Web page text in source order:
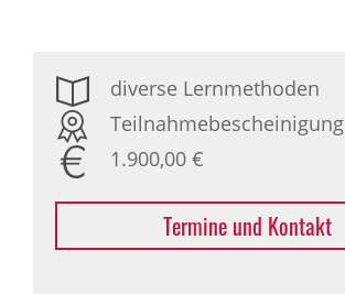
diverse Lernmethoden
Teilnahmebescheinigung
1.900,00 €
Termine und Kontakt